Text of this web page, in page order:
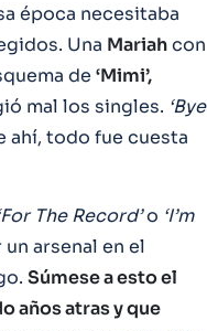
época necesitaba
Una Mariahcon
de ‘Mimi’,
mal los singles. ‘Bye
todo fue cuesta
The Record’o ‘I’m
arsenal en el
Súmese a esto el
años atras y que